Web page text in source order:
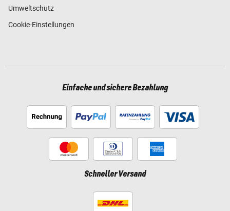
Umweltschutz
Cookie-Einstellungen
Einfache und sichere Bezahlung
Schneller Versand